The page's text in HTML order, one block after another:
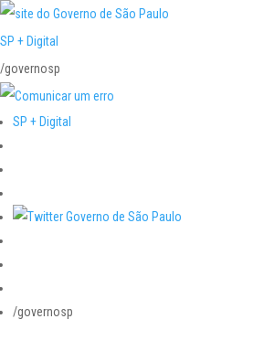
SP + Digital
/governosp
SP + Digital
/governosp